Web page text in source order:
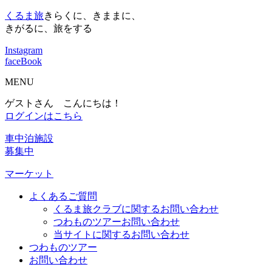
くるま旅きらくに、きままに、
きがるに、旅をする
Instagram
faceBook
MENU
ゲストさん こんにちは！
ログインはこちら
車中泊施設
募集中
マーケット
よくあるご質問
くるま旅クラブに関するお問い合わせ
つわものツアーお問い合わせ
当サイトに関するお問い合わせ
つわものツアー
お問い合わせ